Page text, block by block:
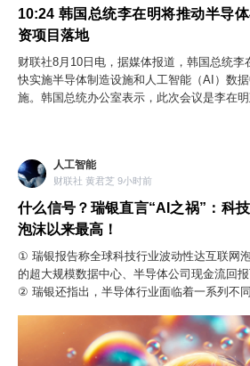
周调用量达8.05万亿Token，环比增长67%；
0423（即DeepSeek-V4-Flash预览版）排名
Token，环比下滑19%。
10:24 韩国总统李在明将推动半导
资项目落地
财联社8月10日电，据媒体报道，韩国总统李
快实施半导体制造设施和人工智能（AI）数
施。韩国总统办公室表示，此次会议是李在明
发展实体人工智能以及在地方建设AI数据中
态系统。总统府表示，相关部门还将介绍项目
生产集群建设所需电力和水资源供应的措施。
人工智能
财联社 黄君芝 9小时前
什么信号？瑞银直言“AI之祸”：科
泡沫以来最高！
① 瑞银报告称全球科技行业波动性达互联网
的超大规模数据中心、半导体公司现金流回
② 瑞银还指出，半导体行业面临着一系列不同